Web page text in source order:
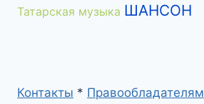
Татарская музыка ШАНСОН
Контакты * Правообладателям